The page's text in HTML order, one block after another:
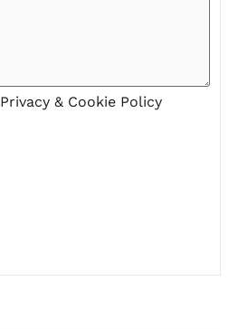
Privacy & Cookie Policy